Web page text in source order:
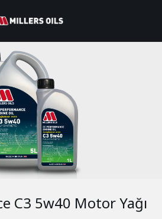
C3 5w40 Motor Yağı